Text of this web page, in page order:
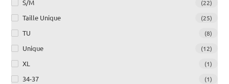
S/M (22)
Taille Unique (25)
TU (8)
Unique (12)
XL (1)
34-37 (1)